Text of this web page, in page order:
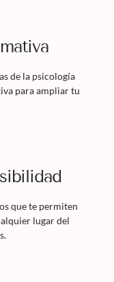
de la psicología
para ampliar tu
que te permiten
lugar del